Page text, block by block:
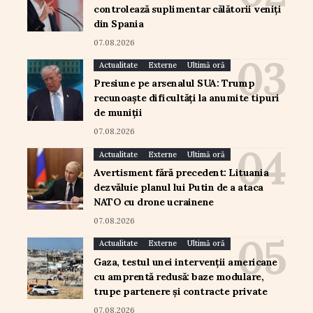
controlează suplimentar călătorii veniți
din Spania
07.08.2026
Actualitate Externe Ultimă oră
Presiune pe arsenalul SUA: Trump
recunoaște dificultăți la anumite tipuri
de muniții
07.08.2026
Actualitate Externe Ultimă oră
Avertisment fără precedent: Lituania
dezvăluie planul lui Putin de a ataca
NATO cu drone ucrainene
07.08.2026
Actualitate Externe Ultimă oră
Gaza, testul unei intervenții americane
cu amprentă redusă: baze modulare,
trupe partenere și contracte private
07.08.2026